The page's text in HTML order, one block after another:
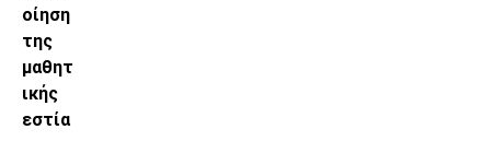
οίηση
της
μαθητ
ικής
εστία